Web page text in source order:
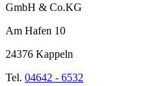
GmbH & Co.KG
Am Hafen 10
24376 Kappeln
Tel. 04642 - 6532